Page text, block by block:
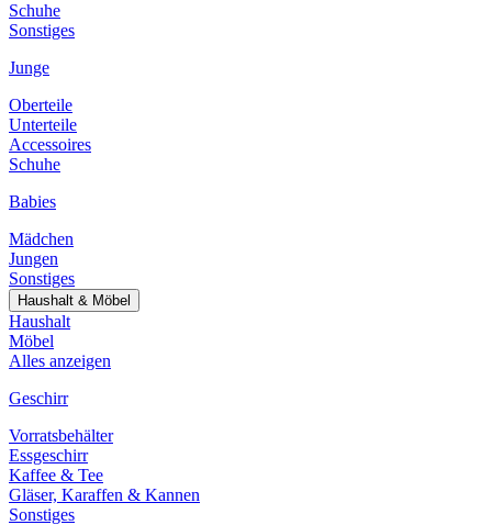
Schuhe
Sonstiges
Junge
Oberteile
Unterteile
Accessoires
Schuhe
Babies
Mädchen
Jungen
Sonstiges
Haushalt & Möbel
Haushalt
Möbel
Alles anzeigen
Geschirr
Vorratsbehälter
Essgeschirr
Kaffee & Tee
Gläser, Karaffen & Kannen
Sonstiges